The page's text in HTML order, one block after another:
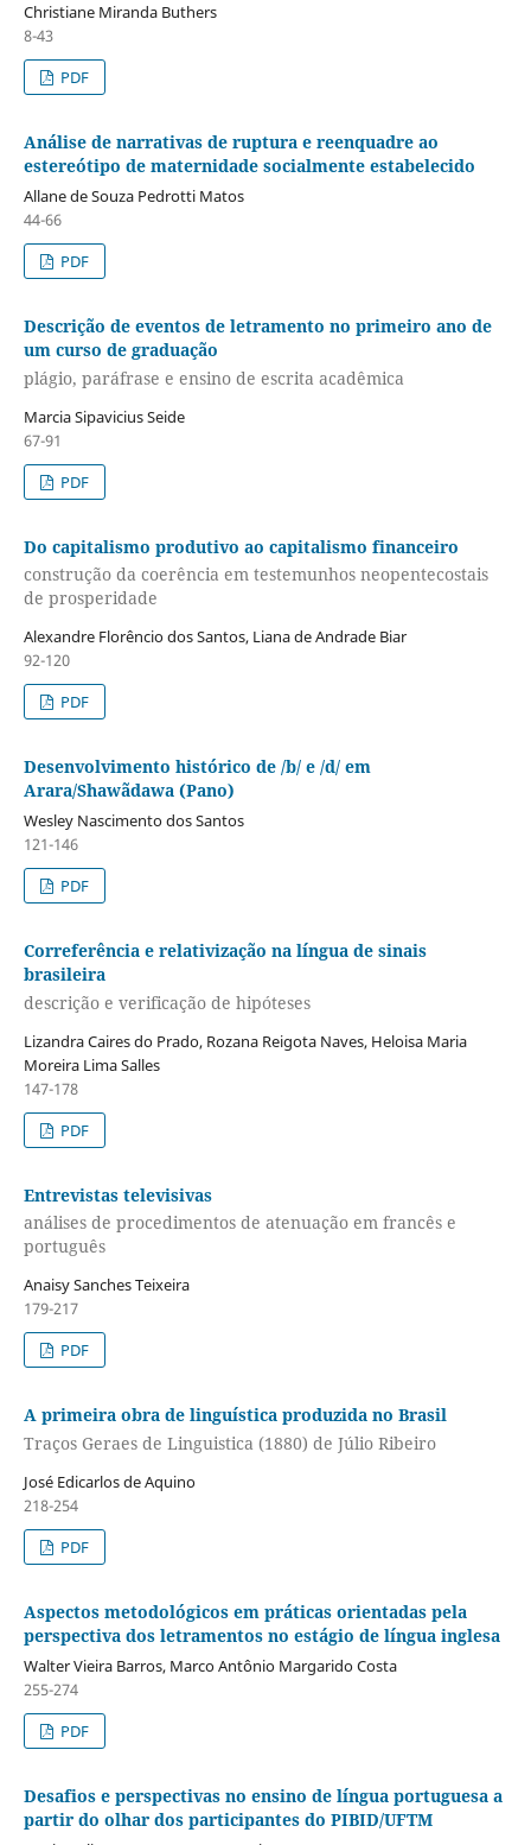
Christiane Miranda Buthers
8-43
PDF
Análise de narrativas de ruptura e reenquadre ao
estereótipo de maternidade socialmente estabelecido
Allane de Souza Pedrotti Matos
44-66
PDF
Descrição de eventos de letramento no primeiro ano de
um curso de graduação
plágio, paráfrase e ensino de escrita acadêmica
Marcia Sipavicius Seide
67-91
PDF
Do capitalismo produtivo ao capitalismo financeiro
construção da coerência em testemunhos neopentecostais
de prosperidade
Alexandre Florêncio dos Santos, Liana de Andrade Biar
92-120
PDF
Desenvolvimento histórico de /b/ e /d/ em
Arara/Shawãdawa (Pano)
Wesley Nascimento dos Santos
121-146
PDF
Correferência e relativização na língua de sinais
brasileira
descrição e verificação de hipóteses
Lizandra Caires do Prado, Rozana Reigota Naves, Heloisa Maria
Moreira Lima Salles
147-178
PDF
Entrevistas televisivas
análises de procedimentos de atenuação em francês e
português
Anaisy Sanches Teixeira
179-217
PDF
A primeira obra de linguística produzida no Brasil
Traços Geraes de Linguistica (1880) de Júlio Ribeiro
José Edicarlos de Aquino
218-254
PDF
Aspectos metodológicos em práticas orientadas pela
perspectiva dos letramentos no estágio de língua inglesa
Walter Vieira Barros, Marco Antônio Margarido Costa
255-274
PDF
Desafios e perspectivas no ensino de língua portuguesa a
partir do olhar dos participantes do PIBID/UFTM